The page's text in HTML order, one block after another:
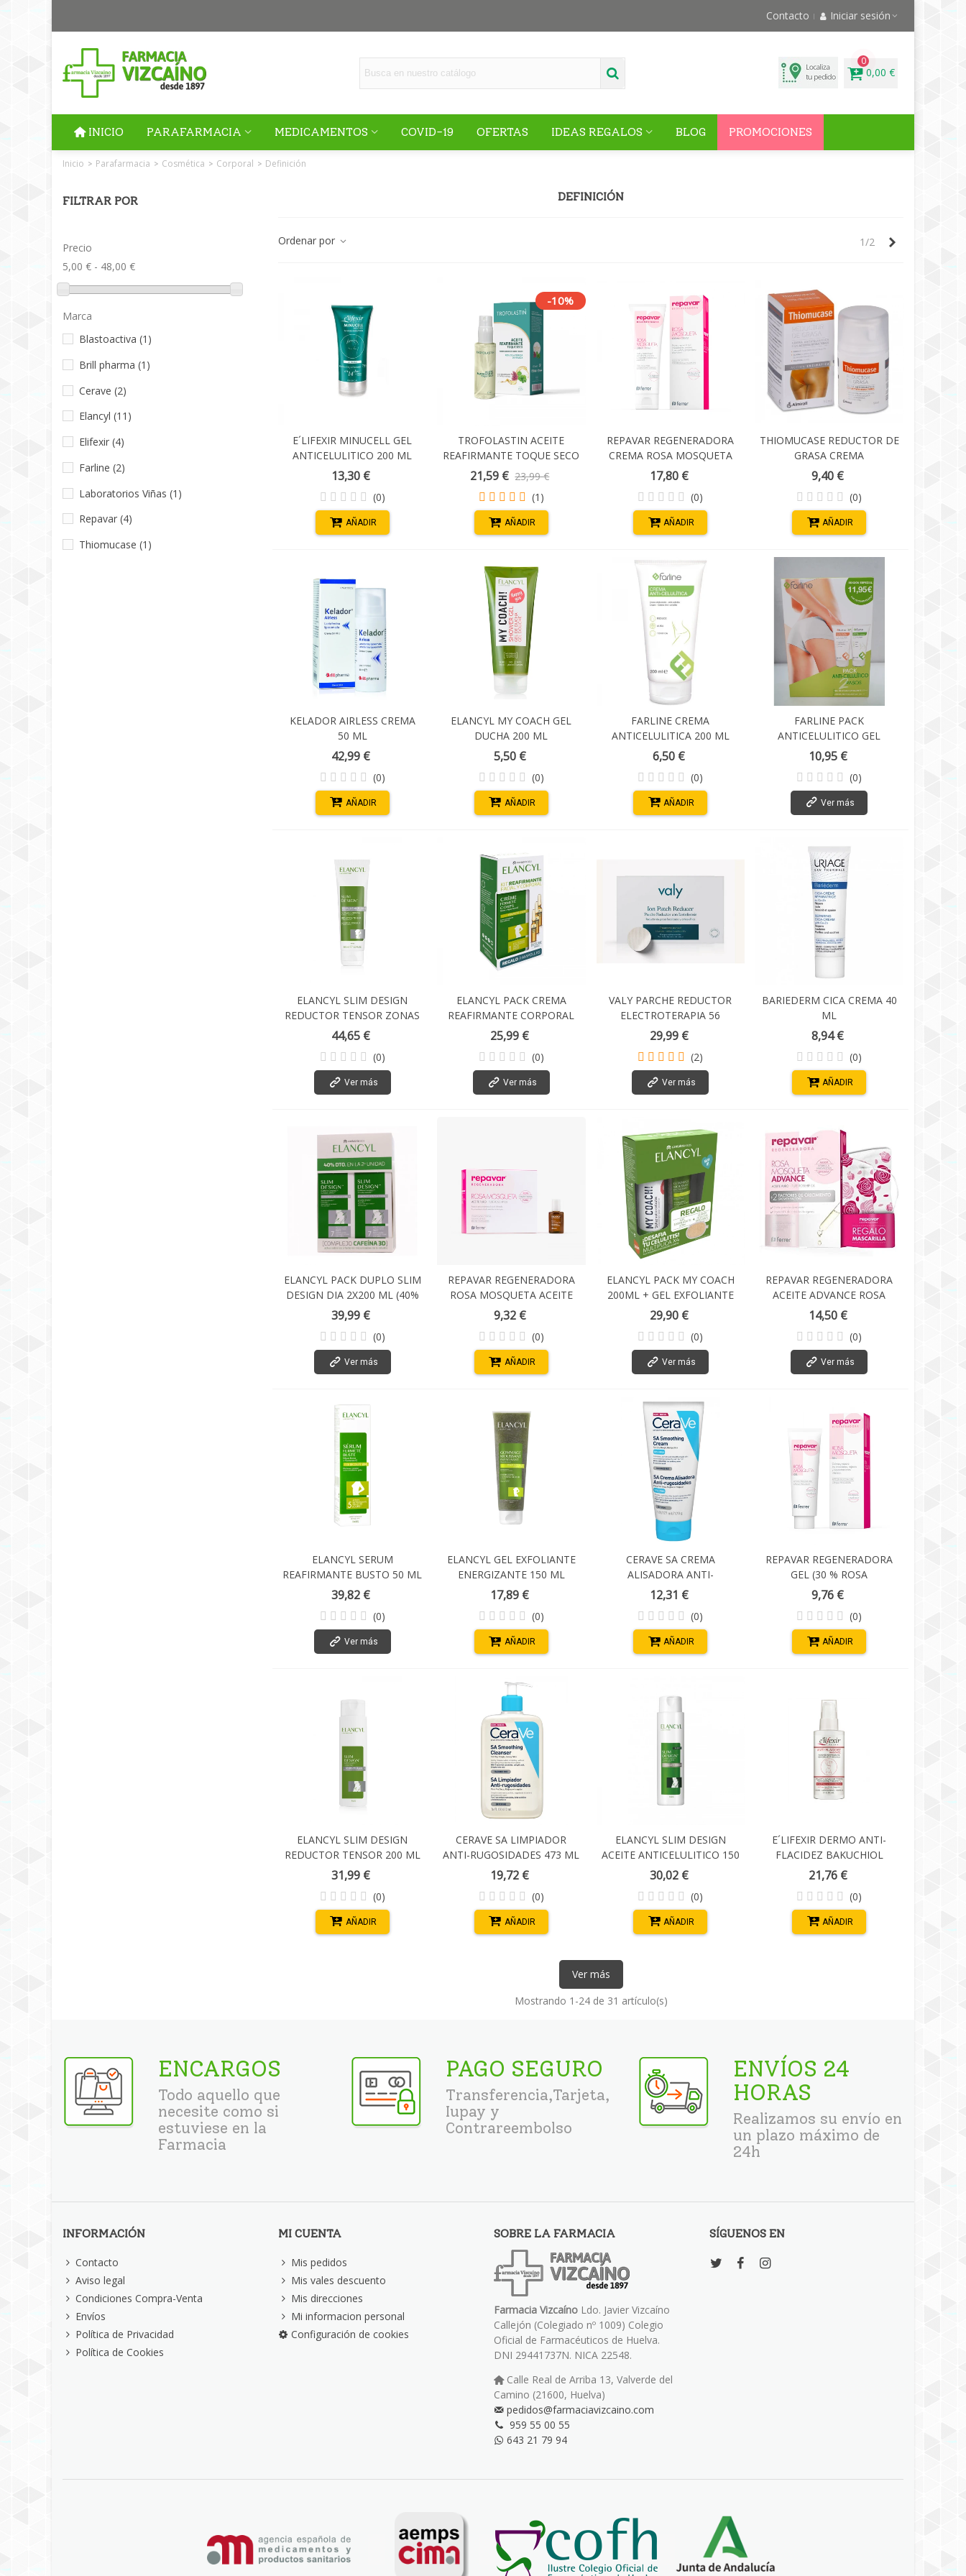
Contacto Iniciar sesión
0
0,00 €
INICIO PARAFARMACIA MEDICAMENTOS COVID-19 OFERTAS IDEAS REGALOS BLOG PROMOCIONES
Inicio > Parafarmacia > Cosmética > Corporal > Definición
FILTRAR POR
Precio
5,00 € - 48,00 €
Marca
Blastoactiva (1)
Brill pharma (1)
Cerave (2)
Elancyl (11)
Elifexir (4)
Farline (2)
Laboratorios Viñas (1)
Repavar (4)
Thiomucase (1)
DEFINICIÓN
Ordenar por 1/2
E´LIFEXIR MINUCELL GEL
ANTICELULITICO 200 ML
13,30 €
(0)
AÑADIR
-10%
TROFOLASTIN ACEITE
REAFIRMANTE TOQUE SECO
SPRAY 100 ML
21,59 € 23,99 €
(1)
AÑADIR
REPAVAR REGENERADORA
CREMA ROSA MOSQUETA
125 ML
17,80 €
(0)
AÑADIR
THIOMUCASE REDUCTOR DE
GRASA CREMA
ANTICELULITICA 50 ML
9,40 €
(0)
AÑADIR
KELADOR AIRLESS CREMA
50 ML
42,99 €
(0)
AÑADIR
ELANCYL MY COACH GEL
DUCHA 200 ML
5,50 €
(0)
AÑADIR
FARLINE CREMA
ANTICELULITICA 200 ML
6,50 €
(0)
AÑADIR
FARLINE PACK
ANTICELULITICO GEL
EXFOLIANTE 200 ML +
CREMA ANTICELULITICA 200
ML
10,95 €
(0)
Ver más
ELANCYL SLIM DESIGN
REDUCTOR TENSOR ZONAS
REBELDES 150 ML
44,65 €
(0)
Ver más
ELANCYL PACK CREMA
REAFIRMANTE CORPORAL
(CORPORAL 200 ML +
AMPOLLAS ENDOCARE
TENSAGE 3X2ML)
25,99 €
(0)
Ver más
VALY PARCHE REDUCTOR
ELECTROTERAPIA 56
PARCHES
29,99 €
(2)
Ver más
BARIEDERM CICA CREMA 40
ML
8,94 €
(0)
AÑADIR
ELANCYL PACK DUPLO SLIM
DESIGN DIA 2X200 ML (40%
DTO EN LA 2ª UD)
39,99 €
(0)
Ver más
REPAVAR REGENERADORA
ROSA MOSQUETA ACEITE
PURO CON CUENTAGOTAS Y
ROLL ON 15 ML
9,32 €
(0)
AÑADIR
ELANCYL PACK MY COACH
200ML + GEL EXFOLIANTE
30ML + GUANTE MASAJE
29,90 €
(0)
Ver más
REPAVAR REGENERADORA
ACEITE ADVANCE ROSA
MOSQUETA 15 ML +
MASCARILLA REGALO
14,50 €
(0)
Ver más
ELANCYL SERUM
REAFIRMANTE BUSTO 50 ML
39,82 €
(0)
Ver más
ELANCYL GEL EXFOLIANTE
ENERGIZANTE 150 ML
17,89 €
(0)
AÑADIR
CERAVE SA CREMA
ALISADORA ANTI-
RUGOSIDADES 170 G
12,31 €
(0)
AÑADIR
REPAVAR REGENERADORA
GEL (30 % ROSA
MOSQUETA) 30 ML
9,76 €
(0)
AÑADIR
ELANCYL SLIM DESIGN
REDUCTOR TENSOR 200 ML
31,99 €
(0)
AÑADIR
CERAVE SA LIMPIADOR
ANTI-RUGOSIDADES 473 ML
19,72 €
(0)
AÑADIR
ELANCYL SLIM DESIGN
ACEITE ANTICELULITICO 150
ML
30,02 €
(0)
AÑADIR
E´LIFEXIR DERMO ANTI-
FLACIDEZ BAKUCHIOL
ACEITE REMODELADOR
AVANZADO 100 ML
21,76 €
(0)
AÑADIR
Ver más
Mostrando 1 -24 de 31 artículo(s)
ENCARGOS
Todo aquello que
necesite como si
estuviese en la
Farmacia
PAGO SEGURO
Transferencia,Tarjeta,
Iupay y
Contrareembolso
ENVÍOS 24
HORAS
Realizamos su envío en
un plazo máximo de
24h
INFORMACIÓN
Contacto
Aviso legal
Condiciones Compra-Venta
Envíos
Política de Privacidad
Política de Cookies
MI CUENTA
Mis pedidos
Mis vales descuento
Mis direcciones
Mi informacion personal
Configuración de cookies
SOBRE LA FARMACIA
Farmacia Vizcaíno Ldo. Javier Vizcaíno
Callejón (Colegiado nº 1009) Colegio
Oficial de Farmacéuticos de Huelva.
DNI 29441737N. NICA 22548.
Calle Real de Arriba 13, Valverde del
Camino (21600, Huelva)
pedidos@farmaciavizcaino.com
959 55 00 55
643 21 79 94
SÍGUENOS EN